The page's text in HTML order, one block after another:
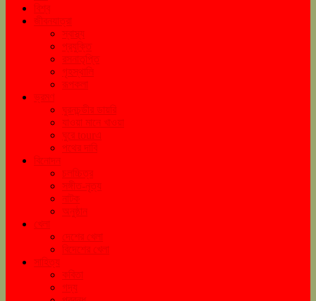
বিশ্ব
জীবনযাত্রা
স্বাস্থ্য
প্রযুক্তি
রসনাতৃপ্তি
গৃহস্থালি
রূপকলা
ভ্রমণ
ঘুরনচন্ডীর ডায়রি
যাওয়া মানে খাওয়া
ঘুরে tourএ
পথের দাবি
বিনোদন
চলচ্চিত্র
সঙ্গীত-নৃত্য
নাটক
অনুষ্ঠান
খেলা
দেশের খেলা
বিদেশের খেলা
সাহিত্য
কবিতা
গদ্য